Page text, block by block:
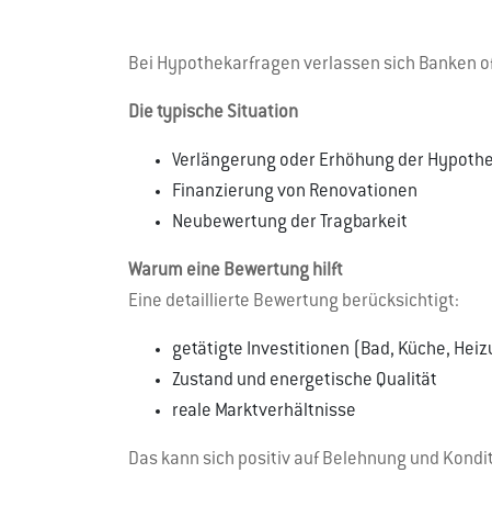
Bei Hypothekarfragen verlassen sich Banken
Die typische Situation
Verlängerung oder Erhöhung der
Finanzierung von Renovationen
Neubewertung der Tragbarkeit
Warum eine Bewertung hilft
Eine detaillierte Bewertung berücksichtigt:
getätigte Investitionen (Bad, Küche,
Zustand und energetische Qualität
reale Marktverhältnisse
Das kann sich positiv auf Belehnung und